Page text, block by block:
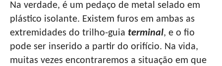
Na verdade, é um pedaço de metal selado em
plástico isolante. Existem furos em ambas as
extremidades do trilho-guia terminal, e o fio
pode ser inserido a partir do orifício. Na vida,
muitas vezes encontraremos a situação em que